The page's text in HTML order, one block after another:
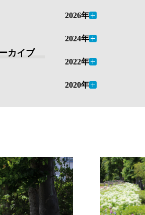
カイブ
2026年
2024年
2022年
2020年